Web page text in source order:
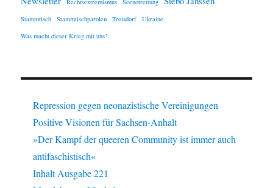
Rechtsextremismus Seenotrettung
Stammtisch Stammtischparolen Troisdorf
Ukraine
Was macht dieser Krieg mit uns?
Repression gegen neonazistische Vereinigungen
Positive Visionen für Sachsen-Anhalt
»Der Kampf der queeren Community ist immer auch
antifaschistisch«
Inhalt Ausgabe 221